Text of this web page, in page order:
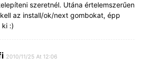
szeretnél. Utána értelemszerűen
az install/ok/next gombokat, épp
ki :)
2010/11/25 At 12:06